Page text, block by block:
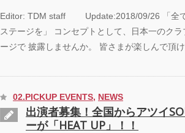
Editor: TDM staff Update:2018/09/26 「全
ステージを」 コンセプトとして、日本一のク
ージで 披露しませんか。 皆さまが楽しんで頂
02.PICKUP EVENTS, NEWS
出演者募集！全国からアツイ
ーが「HEAT UP」！！